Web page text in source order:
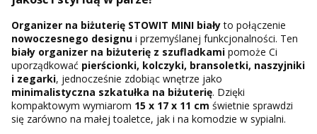
Organizer na biżuterię STOWIT MINI białyto połączenie
nowoczesnego designu i przemyślanej funkcjonalności. Ten
biały organizer na biżuterię z szufladkami pomoże Ci
uporządkować pierścionki, kolczyki, bransoletki, naszyjniki
i zegarki, jednocześnie zdobiąc wnętrze jako
minimalistyczna szkatułka na biżuterię. Dzięki
kompaktowym wymiarom 15 x 17 x 11 cm świetnie sprawdzi
się zarówno na małej toaletce, jak i na komodzie w sypialni.